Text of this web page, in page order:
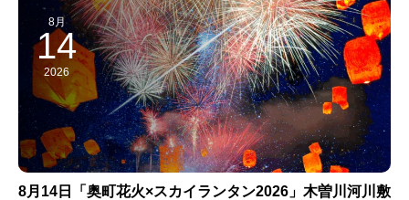
8月
14
2026
8月14日「奥町花火×スカイランタン2026」木曽川河川敷